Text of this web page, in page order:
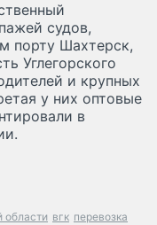
судов,
порту Шахтерск,
Углегорского
и крупных
у них оптовые
в
области вгк перевозка